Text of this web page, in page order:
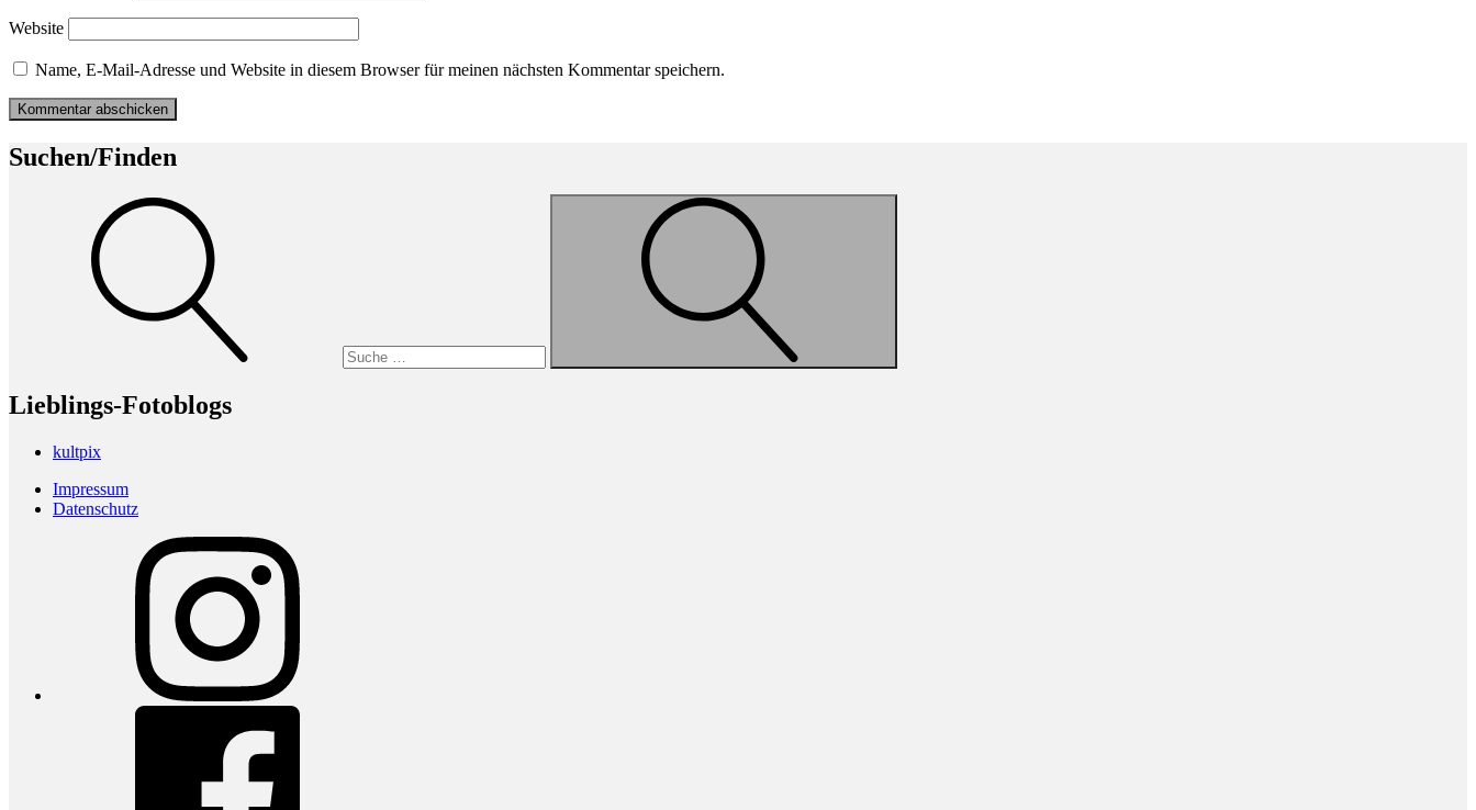
Website
Name, E-Mail-Adresse und Website in diesem Browser für meinen nächsten Kommentar speichern.
Suchen/Finden
Lieblings-Fotoblogs
kultpix
Impressum
Datenschutz